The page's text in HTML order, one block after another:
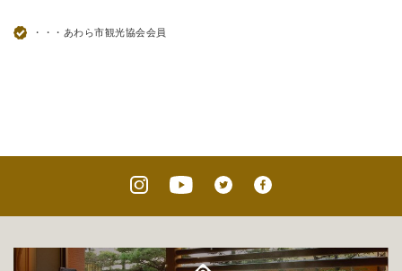
・・・あわら市観光協会会員